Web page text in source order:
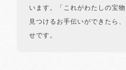
います。「これがわたしの宝
見つけるお手伝いができたら
せです。